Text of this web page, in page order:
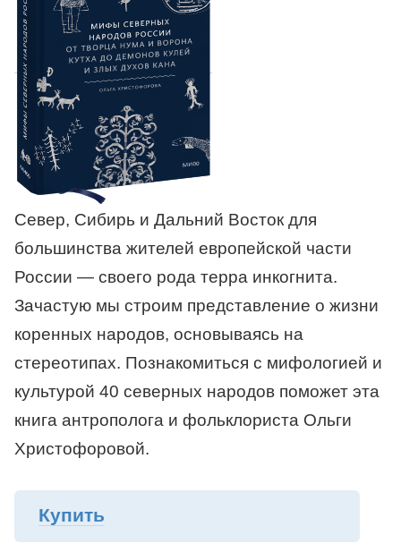
Север, Сибирь и Дальний Восток для
большинства жителей европейской части
России — своего рода терра инкогнита.
Зачастую мы строим представление о жизни
коренных народов, основываясь на
стереотипах. Познакомиться с мифологией и
культурой 40 северных народов поможет эта
книга антрополога и фольклориста Ольги
Христофоровой.
Купить